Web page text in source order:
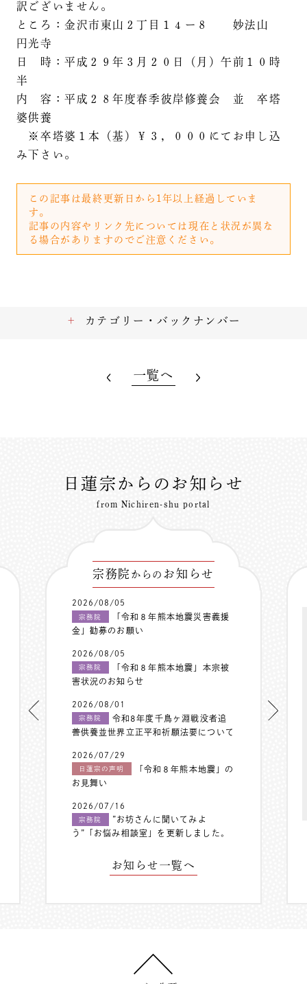
訳ございません。
ところ：金沢市東山２丁目１４ー８ 妙法山
円光寺
日 時：平成２９年３月２０日（月）午前１０時
半
内 容：平成２８年度春季彼岸修養会 並 卒塔
婆供養
※卒塔婆１本（基）￥３，０００にてお申し込
み下さい。
この記事は最終更新日から1年以上経過していま
す。
記事の内容やリンク先については現在と状況が異な
る場合がありますのでご注意ください。
カテゴリー・バックナンバー
一覧へ
日蓮宗からのお知らせ
from Nichiren-shu portal
宗務院 からの お知らせ
2026/08/05
宗務院
「令和８年熊本地震災害義援
金」勧募のお願い
2026/08/05
宗務院
「令和８年熊本地震」本宗被
害状況のお知らせ
2026/08/01
宗務院
令和8年度千鳥ヶ淵戦没者追
善供養並世界立正平和祈願法要について
2026/07/29
日蓮宗の声明
「令和８年熊本地震」の
お見舞い
2026/07/16
宗務院
”お坊さんに聞いてみよ
う”「お悩み相談室」を更新しました。
お知らせ一覧へ